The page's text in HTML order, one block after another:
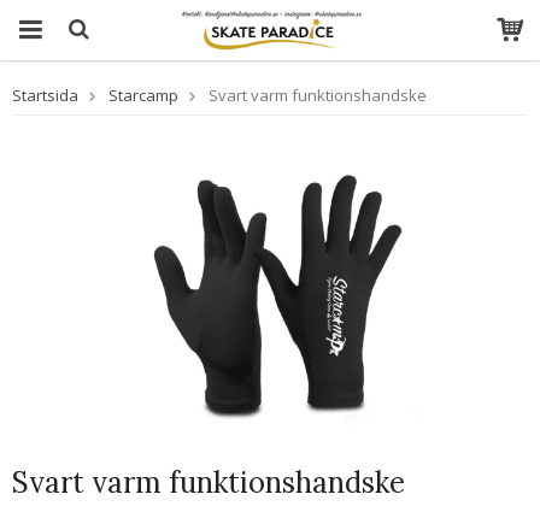
Startsida Starcamp Svart varm funktionshandske
Svart varm funktionshandske